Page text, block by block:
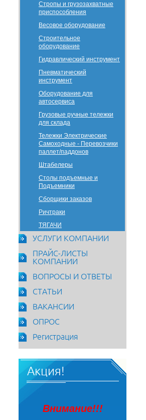
Стропы и грузозахватные
приспособления
Весовое оборудование
Строительное
оборудование
Гидравлический инструмент
Пневматический
инструмент
Оборудование для
автосервиса
Грузовые ручные тележки
для склада
Тележки Электрические
Самоходные - Перевозчики
паллет/паддонов
Штабелеры
Столы подъемные и
Подъемники
Сборщики заказов
Ричтраки
ТЯГАЧИ
УСЛУГИ КОМПАНИИ
ПРАЙС-ЛИСТЫ
КОМПАНИИ
ВОПРОСЫ И ОТВЕТЫ
СТАТЬИ
ВАКАНСИИ
ОПРОС
Регистрация
Акция!
Внимание!!!